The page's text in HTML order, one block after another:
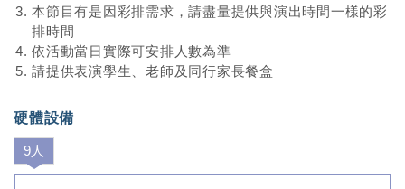
本節目有是因彩排需求，請盡量提供與演出時間一樣的彩
排時間
依活動當日實際可安排人數為準
請提供表演學生、老師及同行家長餐盒
硬體設備
9人